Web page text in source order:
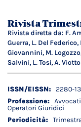
galleria
di
immagini
Rivista
Rivista diretta da: F.
Guerra, L. Del Federico,
Giovannini, M.
Salvini, L. Tosi, A. Viotto
Dettagli
tecnici
2280-
Operatori Giuridici